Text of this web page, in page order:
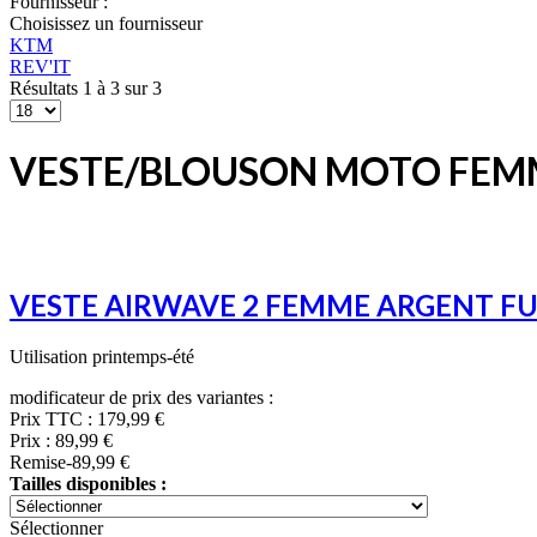
Choisissez un fournisseur
KTM
REV'IT
Résultats 1 à 3 sur 3
VESTE/BLOUSON MOTO
VESTE AIRWAVE 2 FEMME ARGENT
Utilisation printemps-été
modificateur de prix des variantes :
Prix TTC : 179,99 €
Prix : 89,99 €
Remise-89,99 €
Tailles disponibles :
Sélectionner